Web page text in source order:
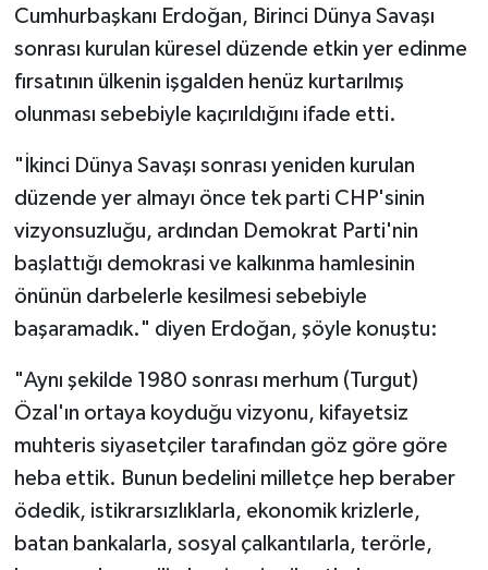
Cumhurbaşkanı Erdoğan, Birinci Dünya Savaşı
sonrası kurulan küresel düzende etkin yer edinme
fırsatının ülkenin işgalden henüz kurtarılmış
olunması sebebiyle kaçırıldığını ifade etti.
"İkinci Dünya Savaşı sonrası yeniden kurulan
düzende yer almayı önce tek parti CHP'sinin
vizyonsuzluğu, ardından Demokrat Parti'nin
başlattığı demokrasi ve kalkınma hamlesinin
önünün darbelerle kesilmesi sebebiyle
başaramadık." diyen Erdoğan, şöyle konuştu:
"Aynı şekilde 1980 sonrası merhum (Turgut)
Özal'ın ortaya koyduğu vizyonu, kifayetsiz
muhteris siyasetçiler tarafından göz göre göre
heba ettik. Bunun bedelini milletçe hep beraber
ödedik, istikrarsızlıklarla, ekonomik krizlerle,
batan bankalarla, sosyal çalkantılarla, terörle,